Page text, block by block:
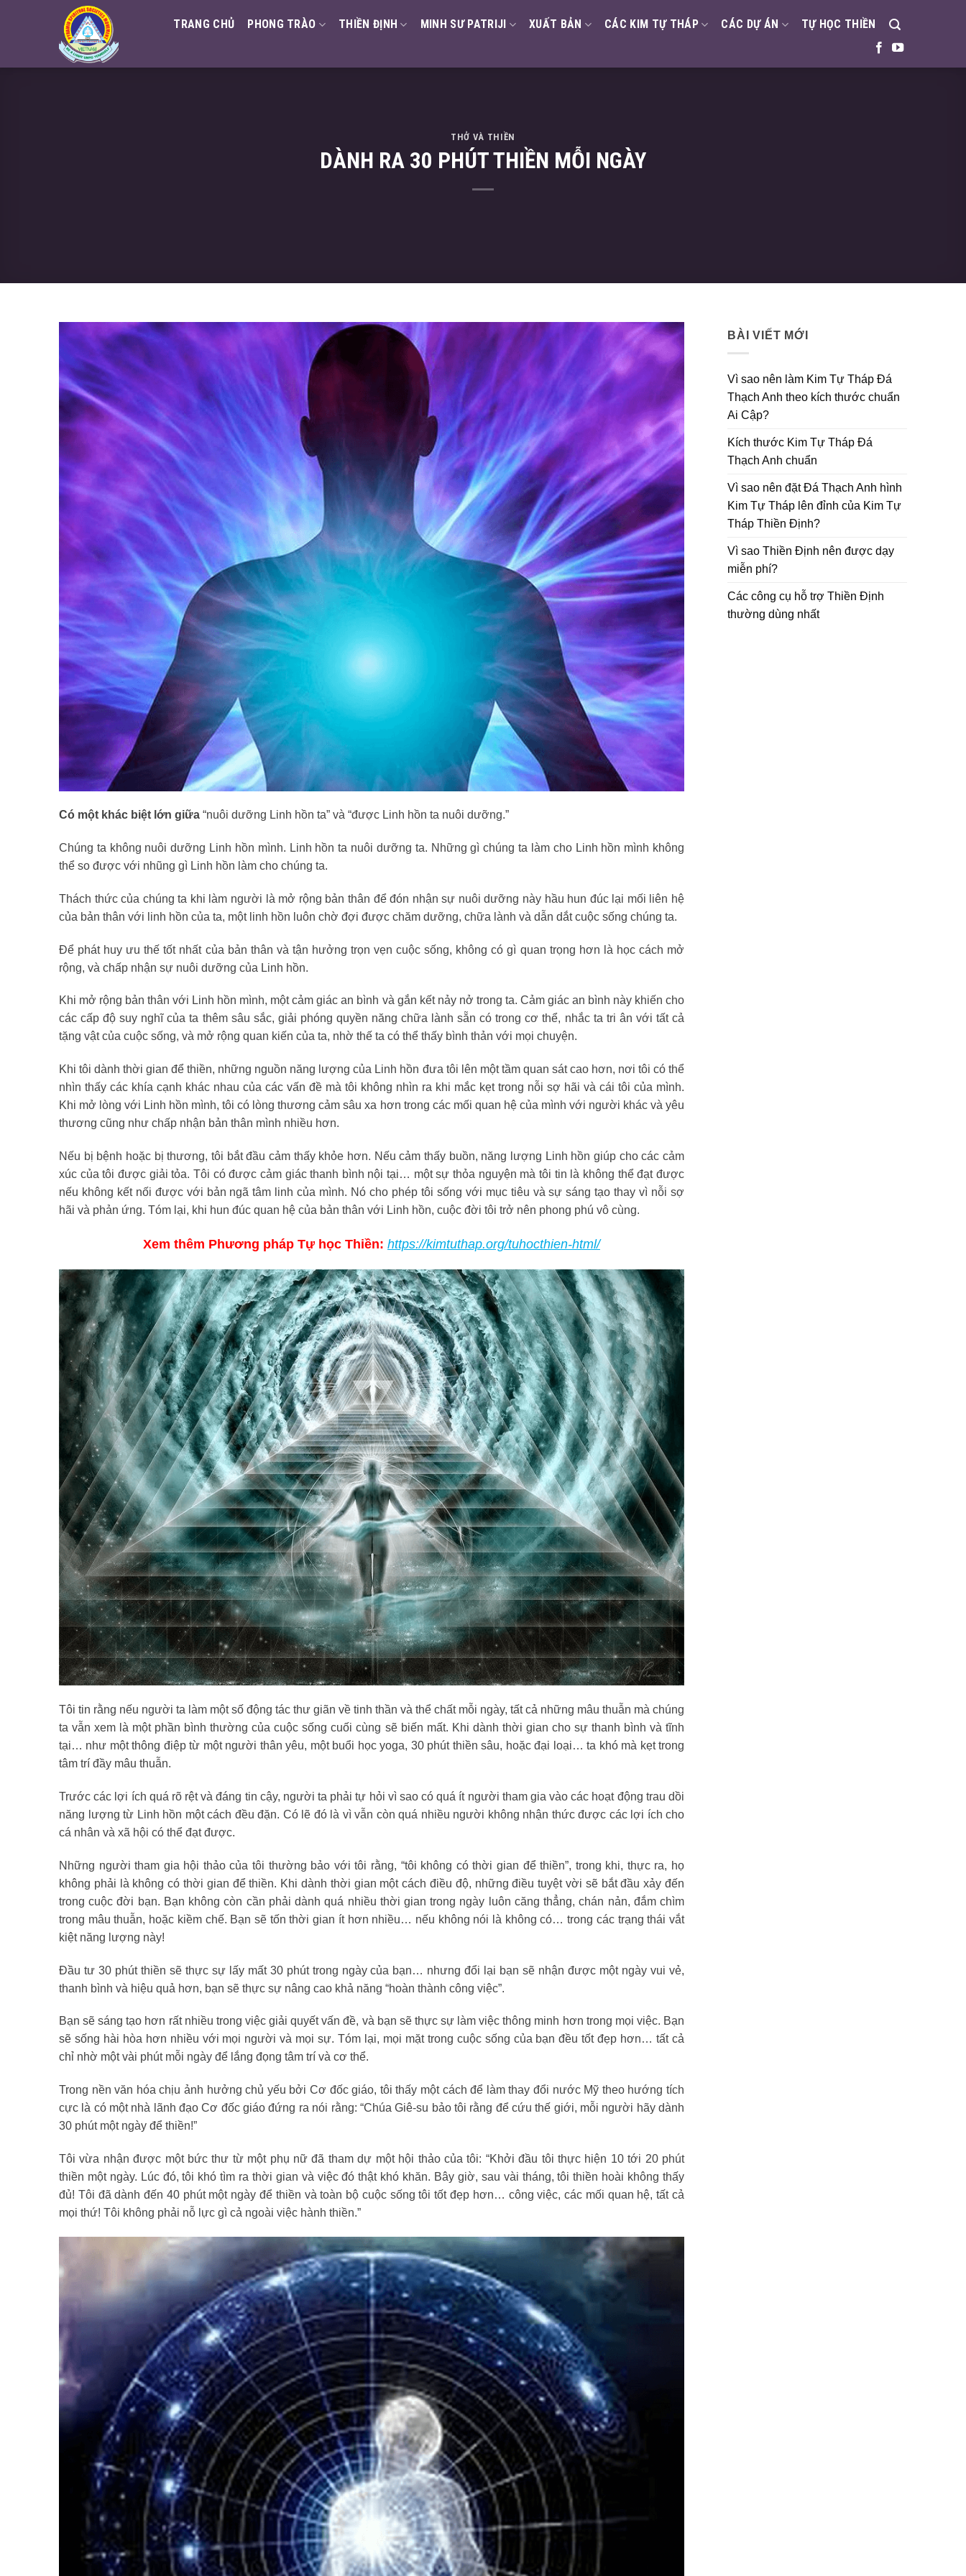
TRANG CHỦ PHONG TRÀO THIỀN ĐỊNH MINH SƯ PATRIJI XUẤT BẢN CÁC KIM TỰ THÁP CÁC DỰ ÁN TỰ HỌC THIỀN
THỞ VÀ THIỀN
DÀNH RA 30 PHÚT THIỀN MỖI NGÀY
Có một khác biệt lớn giữa “nuôi dưỡng Linh hồn ta” và “được Linh hồn ta nuôi dưỡng.”
Chúng ta không nuôi dưỡng Linh hồn mình. Linh hồn ta nuôi dưỡng ta. Những gì chúng ta làm cho Linh hồn mình không
thể so được với nhũng gì Linh hồn làm cho chúng ta.
Thách thức của chúng ta khi làm người là mở rộng bản thân để đón nhận sự nuôi dưỡng này hầu hun đúc lại mối liên hệ
của bản thân với linh hồn của ta, một linh hồn luôn chờ đợi được chăm dưỡng, chữa lành và dẫn dắt cuộc sống chúng ta.
Để phát huy ưu thế tốt nhất của bản thân và tận hưởng trọn vẹn cuộc sống, không có gì quan trọng hơn là học cách mở
rộng, và chấp nhận sự nuôi dưỡng của Linh hồn.
Khi mở rộng bản thân với Linh hồn mình, một cảm giác an bình và gắn kết nảy nở trong ta. Cảm giác an bình này khiến cho
các cấp độ suy nghĩ của ta thêm sâu sắc, giải phóng quyền năng chữa lành sẵn có trong cơ thể, nhắc ta tri ân với tất cả
tặng vật của cuộc sống, và mở rộng quan kiến của ta, nhờ thế ta có thể thấy bình thản với mọi chuyện.
Khi tôi dành thời gian để thiền, những nguồn năng lượng của Linh hồn đưa tôi lên một tầm quan sát cao hơn, nơi tôi có thể
nhìn thấy các khía cạnh khác nhau của các vấn đề mà tôi không nhìn ra khi mắc kẹt trong nỗi sợ hãi và cái tôi của mình.
Khi mở lòng với Linh hồn mình, tôi có lòng thương cảm sâu xa hơn trong các mối quan hệ của mình với người khác và yêu
thương cũng như chấp nhận bản thân mình nhiều hơn.
Nếu bị bệnh hoặc bị thương, tôi bắt đầu cảm thấy khỏe hơn. Nếu cảm thấy buồn, năng lượng Linh hồn giúp cho các cảm
xúc của tôi được giải tỏa. Tôi có được cảm giác thanh bình nội tại… một sự thỏa nguyện mà tôi tin là không thể đạt được
nếu không kết nối được với bản ngã tâm linh của mình. Nó cho phép tôi sống với mục tiêu và sự sáng tạo thay vì nỗi sợ
hãi và phản ứng. Tóm lại, khi hun đúc quan hệ của bản thân với Linh hồn, cuộc đời tôi trở nên phong phú vô cùng.
Xem thêm Phương pháp Tự học Thiền: https://kimtuthap.org/tuhocthien-html/
Tôi tin rằng nếu người ta làm một số động tác thư giãn về tinh thần và thể chất mỗi ngày, tất cả những mâu thuẫn mà chúng
ta vẫn xem là một phần bình thường của cuộc sống cuối cùng sẽ biến mất. Khi dành thời gian cho sự thanh bình và tĩnh
tại… như một thông điệp từ một người thân yêu, một buổi học yoga, 30 phút thiền sâu, hoặc đại loại… ta khó mà kẹt trong
tâm trí đầy mâu thuẫn.
Trước các lợi ích quá rõ rệt và đáng tin cậy, người ta phải tự hỏi vì sao có quá ít người tham gia vào các hoạt động trau dồi
năng lượng từ Linh hồn một cách đều đặn. Có lẽ đó là vì vẫn còn quá nhiều người không nhận thức được các lợi ích cho
cá nhân và xã hội có thể đạt được.
Những người tham gia hội thảo của tôi thường bảo với tôi rằng, “tôi không có thời gian để thiền”, trong khi, thực ra, họ
không phải là không có thời gian để thiền. Khi dành thời gian một cách điều độ, những điều tuyệt vời sẽ bắt đầu xảy đến
trong cuộc đời bạn. Bạn không còn cần phải dành quá nhiều thời gian trong ngày luôn căng thẳng, chán nản, đắm chìm
trong mâu thuẫn, hoặc kiềm chế. Bạn sẽ tốn thời gian ít hơn nhiều… nếu không nói là không có… trong các trạng thái vắt
kiệt năng lượng này!
Đầu tư 30 phút thiền sẽ thực sự lấy mất 30 phút trong ngày của bạn… nhưng đổi lại bạn sẽ nhận được một ngày vui vẻ,
thanh bình và hiệu quả hơn, bạn sẽ thực sự nâng cao khả năng “hoàn thành công việc”.
Bạn sẽ sáng tạo hơn rất nhiều trong việc giải quyết vấn đề, và bạn sẽ thực sự làm việc thông minh hơn trong mọi việc. Bạn
sẽ sống hài hòa hơn nhiều với mọi người và mọi sự. Tóm lại, mọi mặt trong cuộc sống của bạn đều tốt đẹp hơn… tất cả
chỉ nhờ một vài phút mỗi ngày để lắng đọng tâm trí và cơ thể.
Trong nền văn hóa chịu ảnh hưởng chủ yếu bởi Cơ đốc giáo, tôi thấy một cách để làm thay đổi nước Mỹ theo hướng tích
cực là có một nhà lãnh đạo Cơ đốc giáo đứng ra nói rằng: “Chúa Giê-su bảo tôi rằng để cứu thế giới, mỗi người hãy dành
30 phút một ngày để thiền!”
Tôi vừa nhận được một bức thư từ một phụ nữ đã tham dự một hội thảo của tôi: “Khởi đầu tôi thực hiện 10 tới 20 phút
thiền một ngày. Lúc đó, tôi khó tìm ra thời gian và việc đó thật khó khăn. Bây giờ, sau vài tháng, tôi thiền hoài không thấy
đủ! Tôi đã dành đến 40 phút một ngày để thiền và toàn bộ cuộc sống tôi tốt đẹp hơn… công việc, các mối quan hệ, tất cả
mọi thứ! Tôi không phải nỗ lực gì cả ngoài việc hành thiền.”
BÀI VIẾT MỚI
Vì sao nên làm Kim Tự Tháp Đá
Thạch Anh theo kích thước chuẩn
Ai Cập?
Kích thước Kim Tự Tháp Đá
Thạch Anh chuẩn
Vì sao nên đặt Đá Thạch Anh hình
Kim Tự Tháp lên đỉnh của Kim Tự
Tháp Thiền Định?
Vì sao Thiền Định nên được dạy
miễn phí?
Các công cụ hỗ trợ Thiền Định
thường dùng nhất